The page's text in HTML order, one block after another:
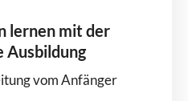
lernen mit der
Ausbildung
vom Anfänger